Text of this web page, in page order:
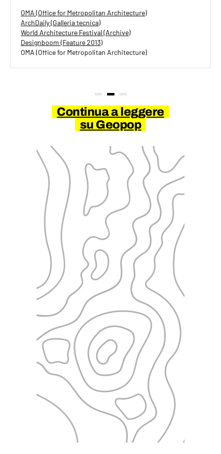
OMA (Office for Metropolitan Architecture)
ArchDaily (Galleria tecnica)
World Architecture Festival (Archive)
Designboom (Feature 2013)
OMA (Office for Metropolitan Architecture)
Continua a leggere
su Geopop